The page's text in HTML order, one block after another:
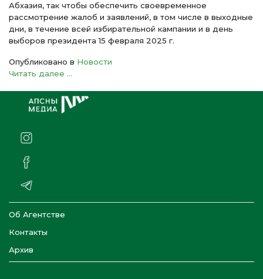
Абхазия, так чтобы обеспечить своевременное
рассмотрение жалоб и заявлений, в том числе в выходные
дни, в течение всей избирательной кампании и в день
выборов президента 15 февраля 2025 г.
Опубликовано в Новости
Читать далее ...
Об Агентстве
Контакты
Архив